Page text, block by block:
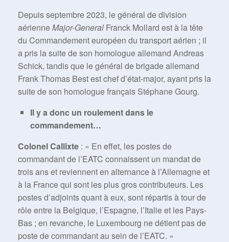
Depuis septembre 2023, le général de division
aérienneMajor-General Franck Mollard est à la tête
du Commandement européen du transport aérien ; il
a pris la suite de son homologue allemand Andreas
Schick, tandis que le général de brigade allemand
Frank Thomas Best est chef d’état-major, ayant pris la
suite de son homologue français Stéphane Gourg.
Il y a donc un roulement dans le
commandement…
Colonel Callixte : « En effet, les postes de
commandant de l’EATC connaissent un mandat de
trois ans et reviennent en alternance à l’Allemagne et
à la France qui sont les plus gros contributeurs. Les
postes d’adjoints quant à eux, sont répartis à tour de
rôle entre la Belgique, l’Espagne, l’Italie et les Pays-
Bas ; en revanche, le Luxembourg ne détient pas de
poste de commandant au sein de l’EATC. »